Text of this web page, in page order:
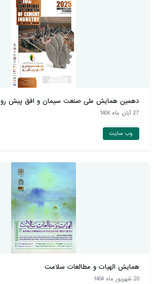
دهمین همايش ملی صنعت سيمان و افق پيش رو
27 آبان ماه 1404
وب سایت
همایش الهیات و مطالعات سلامت
20 شهريور ماه 1404